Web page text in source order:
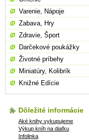
Varenie, Nápoje
Zabava, Hry
Zdravie, Šport
Darčekové poukážky
Životné príbehy
Miniatúry, Kolibrík
Knižné Edície
Dôležité informácie
Aké knihy vykupujeme
Výkup kníh na diaľku
Infolinka